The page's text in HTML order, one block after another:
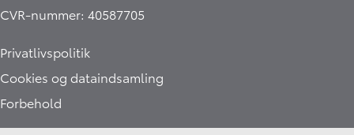
CVR-nummer: 40587705
Privatlivspolitik
Cookies og dataindsamling
Forbehold